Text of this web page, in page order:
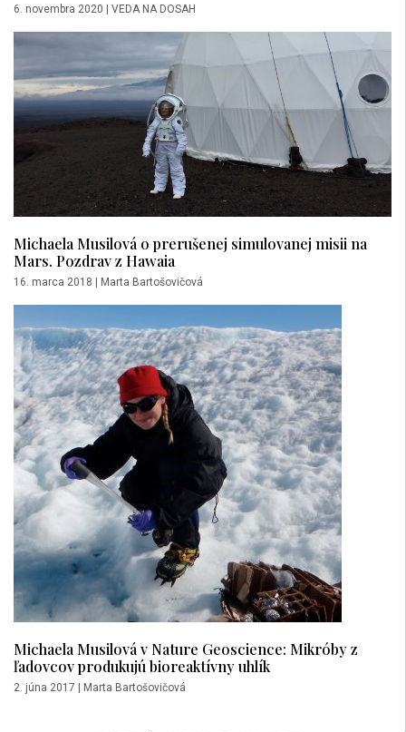
6. novembra 2020 | VEDA NA DOSAH
Michaela Musilová o prerušenej simulovanej misii na
Mars. Pozdrav z Hawaia
16. marca 2018 Marta Bartošovičová
Michaela Musilová v Nature Geoscience: Mikróby z
ľadovcov produkujú bioreaktívny uhlík
2. júna 2017 Marta Bartošovičová